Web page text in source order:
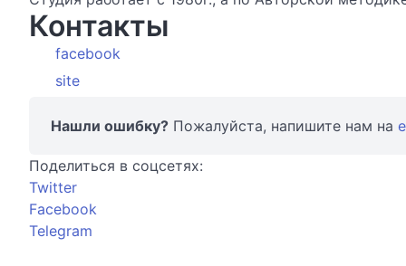
Контакты
facebook
site
Нашли ошибку? Пожалуйста, напишите нам на
Поделиться в соцсетях:
Twitter
Facebook
Telegram